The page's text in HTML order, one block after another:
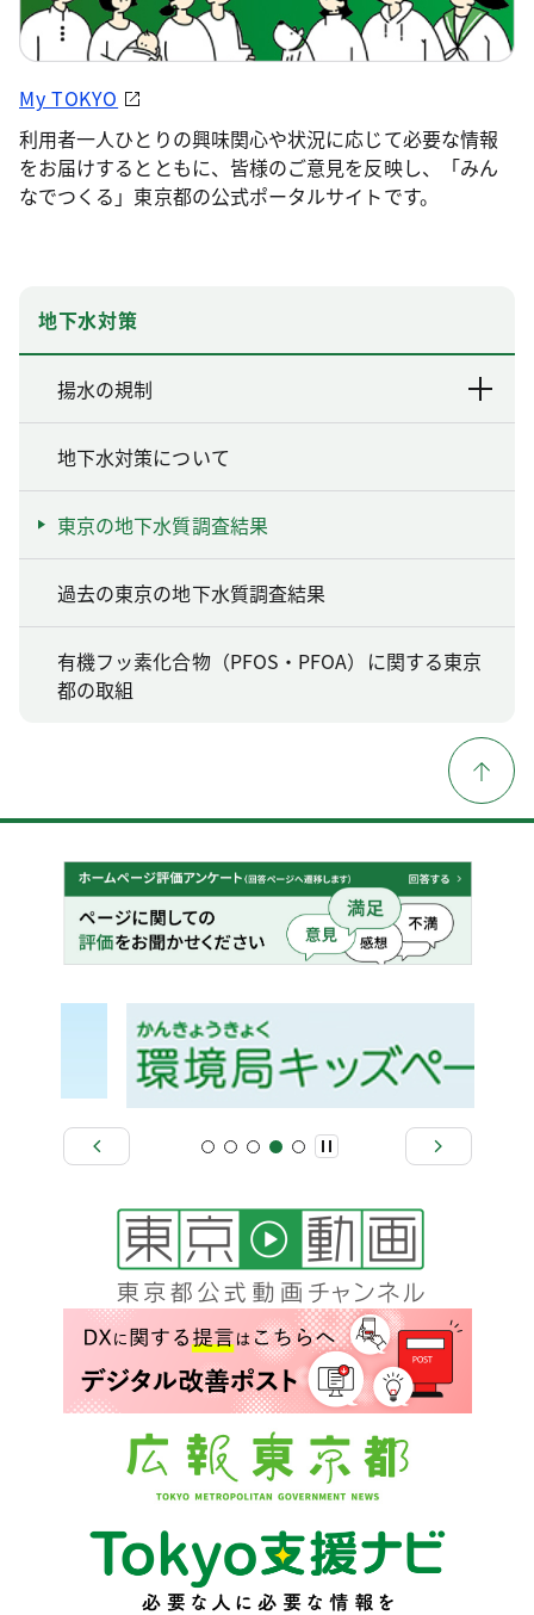
My TOKYO
利用者一人ひとりの興味関心や状況に応じて必要な情報
をお届けするとともに、皆様のご意見を反映し、「みん
なでつくる」東京都の公式ポータルサイトです。
地下水対策
揚水の規制
地下水対策について
東京の地下水質調査結果
過去の東京の地下水質調査結果
有機フッ素化合物（PFOS・PFOA）に関する東京
都の取組